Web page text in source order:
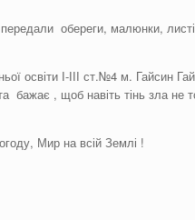
обереги, малюнки,
освіти І-ІІІ ст.№4 м. Гайсин
бажає , щоб навіть тінь зла не
Мир на всій Землі !